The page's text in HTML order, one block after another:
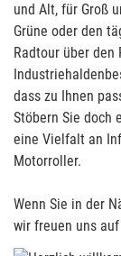
und Alt, für Groß
Grüne oder den
Radtour über den
dass zu Ihnen
Stöbern Sie doch
eine Vielfalt an
Motorroller.
Wenn Sie in der
wir freuen uns auf